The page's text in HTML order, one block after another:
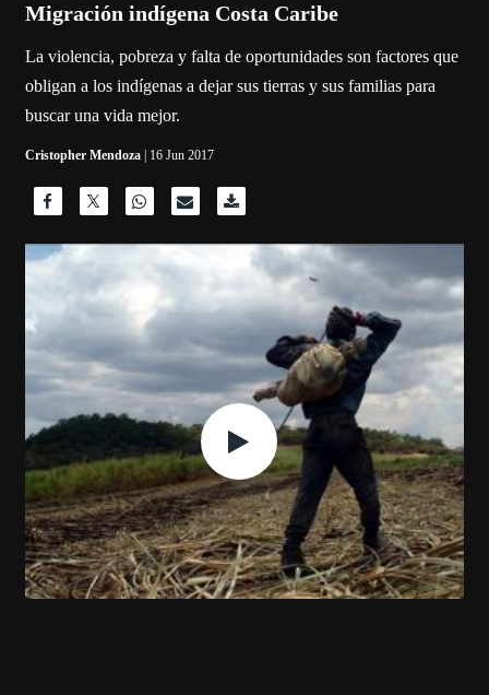
Migración indígena Costa Caribe
La violencia, pobreza y falta de oportunidades son factores que
obligan a los indígenas a dejar sus tierras y sus familias para
buscar una vida mejor.
Cristopher Mendoza | 16 Jun 2017